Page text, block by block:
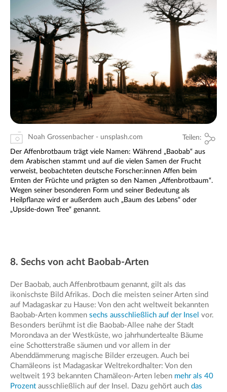
Noah Grossenbacher - unsplash.com
Teilen:
Der Affenbrotbaum trägt viele Namen: Während „Baobab“ aus
dem Arabischen stammt und auf die vielen Samen der Frucht
verweist, beobachteten deutsche Forscher:innen Affen beim
Ernten der Früchte und prägten so den Namen „Affenbrotbaum“.
Wegen seiner besonderen Form und seiner Bedeutung als
Heilpflanze wird er außerdem auch „Baum des Lebens“ oder
„Upside-down Tree“ genannt.
8. Sechs von acht Baobab-Arten
Der Baobab, auch Affenbrotbaum genannt, gilt als das
ikonischste Bild Afrikas. Doch die meisten seiner Arten sind
auf Madagaskar zu Hause: Von den acht weltweit bekannten
Baobab-Arten kommen sechs ausschließlich auf der Insel vor.
Besonders berühmt ist die Baobab-Allee nahe der Stadt
Morondava an der Westküste, wo jahrhundertealte Bäume
eine Schotterstraße säumen und vor allem in der
Abenddämmerung magische Bilder erzeugen. Auch bei
Chamäleons ist Madagaskar Weltrekordhalter: Von den
weltweit 193 bekannten Chamäleon-Arten leben mehr als 40
Prozent ausschließlich auf der Insel. Dazu gehört auch das